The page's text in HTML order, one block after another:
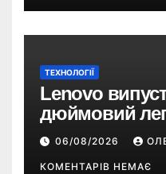
ТЕХНОЛОГІЇ
Lenovo
дюймовий
Snapdragon
понад 33
06/08/2026
КОМЕНТАРІВ НЕМАЄ